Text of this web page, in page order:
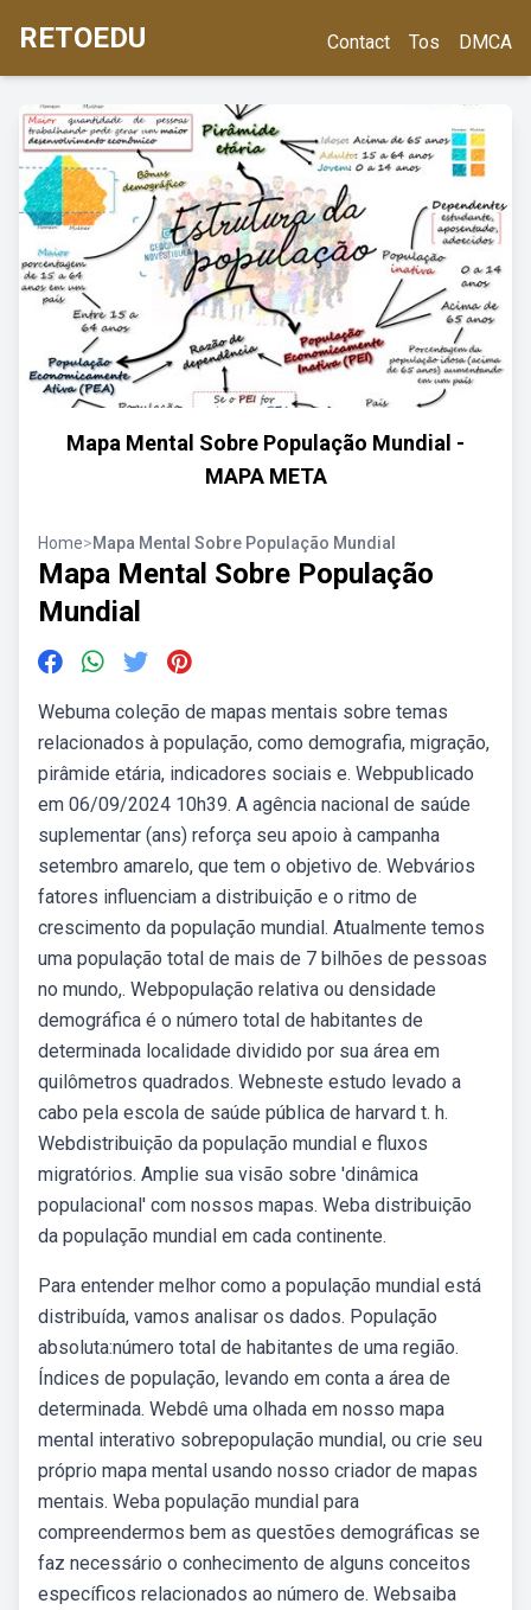
RETOEDU Contact Tos DMCA
Mapa Mental Sobre População Mundial -
MAPA META
Home>Mapa Mental Sobre População Mundial
Mapa Mental Sobre População
Mundial
Webuma coleção de mapas mentais sobre temas
relacionados à população, como demografia, migração,
pirâmide etária, indicadores sociais e. Webpublicado
em 06/09/2024 10h39. A agência nacional de saúde
suplementar (ans) reforça seu apoio à campanha
setembro amarelo, que tem o objetivo de. Webvários
fatores influenciam a distribuição e o ritmo de
crescimento da população mundial. Atualmente temos
uma população total de mais de 7 bilhões de pessoas
no mundo,. Webpopulação relativa ou densidade
demográfica é o número total de habitantes de
determinada localidade dividido por sua área em
quilômetros quadrados. Webneste estudo levado a
cabo pela escola de saúde pública de harvard t. h.
Webdistribuição da população mundial e fluxos
migratórios. Amplie sua visão sobre 'dinâmica
populacional' com nossos mapas. Weba distribuição
da população mundial em cada continente.
Para entender melhor como a população mundial está
distribuída, vamos analisar os dados. População
absoluta:número total de habitantes de uma região.
Índices de população, levando em conta a área de
determinada. Webdê uma olhada em nosso mapa
mental interativo sobrepopulação mundial, ou crie seu
próprio mapa mental usando nosso criador de mapas
mentais. Weba população mundial para
compreendermos bem as questões demográficas se
faz necessário o conhecimento de alguns conceitos
específicos relacionados ao número de. Websaiba